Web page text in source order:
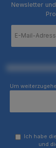
Newsletter
Mail-
Um
Ich habe die
und